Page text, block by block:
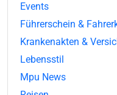
Events
Führerschein &
Krankenakten &
Lebensstil
Mpu News